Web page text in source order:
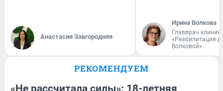
Анастасия Завгородняя
Ирина Волкова
Главврач
«Реабилитация
Волковой»
РЕКОМЕНДУЕМ